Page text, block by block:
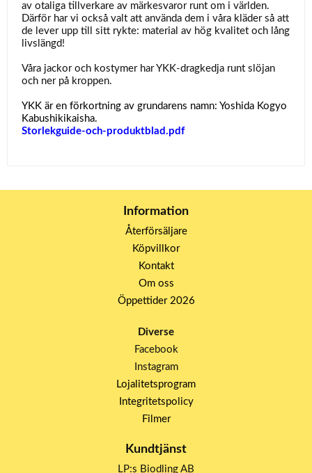
av otaliga tillverkare av märkesvaror runt om i världen.
Därför har vi också valt att använda dem i våra kläder så att
de lever upp till sitt rykte: material av hög kvalitet och lång
livslängd!
Våra jackor och kostymer har YKK-dragkedja runt slöjan
och ner på kroppen.
YKK är en förkortning av grundarens namn: Yoshida Kogyo
Kabushikikaisha.
Storlekguide-och-produktblad.pdf
Information
Återförsäljare
Köpvillkor
Kontakt
Om oss
Öppettider 2026
Diverse
Facebook
Instagram
Lojalitetsprogram
Integritetspolicy
Filmer
Kundtjänst
LP:s Biodling AB